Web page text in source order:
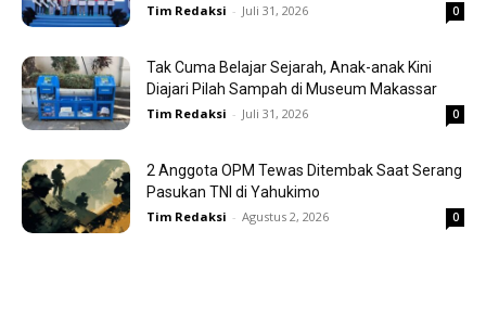
Tim Redaksi - Juli 31, 2026 0
Tak Cuma Belajar Sejarah, Anak-anak Kini
Diajari Pilah Sampah di Museum Makassar
Tim Redaksi - Juli 31, 2026 0
2 Anggota OPM Tewas Ditembak Saat Serang
Pasukan TNI di Yahukimo
Tim Redaksi - Agustus 2, 2026 0